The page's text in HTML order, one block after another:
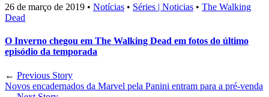
26 de março de 2019 • Notícias • Séries | Noticias • The Walking
Dead
O Inverno chegou em The Walking Dead em fotos do último
episódio da temporada
← Previous Story
Novos encadernados da Marvel pela Panini entram para a pré-venda